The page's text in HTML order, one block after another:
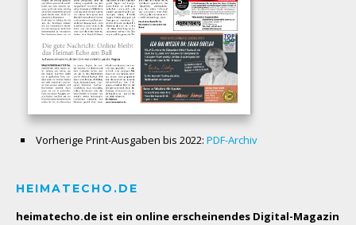
Vorherige Print-Ausgaben bis 2022: PDF-Archiv
HEIMATECHO.DE
heimatecho.de ist ein online erscheinendes Digital-Magazin